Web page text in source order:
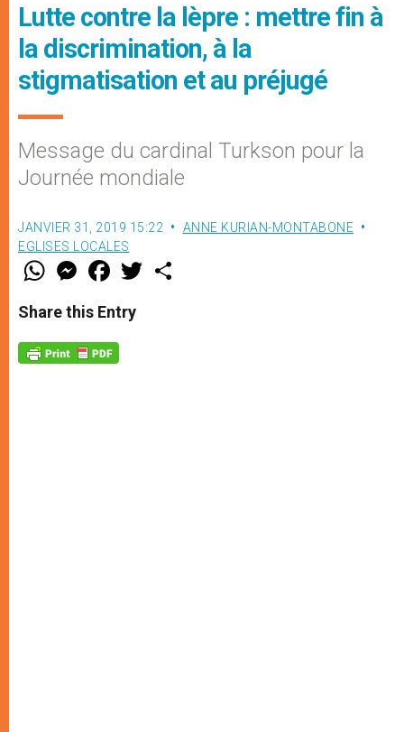
Lutte contre la lèpre : mettre fin à
la discrimination, à la
stigmatisation et au préjugé
Message du cardinal Turkson pour la
Journée mondiale
JANVIER 31, 2019 15:22
ANNE KURIAN-MONTABONE
EGLISES LOCALES
W
t
s
p
p
M
e
s
e
g
e
F
a
e
b
o
k
w
Share this Entry